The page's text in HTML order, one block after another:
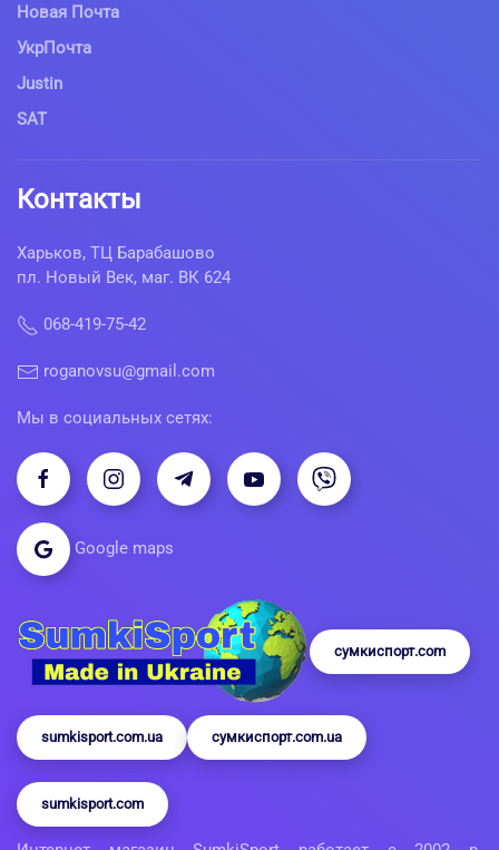
Новая Почта
УкрПочта
Justin
SAT
Контакты
Харьков, ТЦ Барабашово
пл. Новый Век, маг. ВК 624
068-419-75-42
roganovsu@gmail.com
Мы в социальных сетях:
Google maps
сумкиспорт.com
sumkisport.com.ua сумкиспорт.com.ua
sumkisport.com